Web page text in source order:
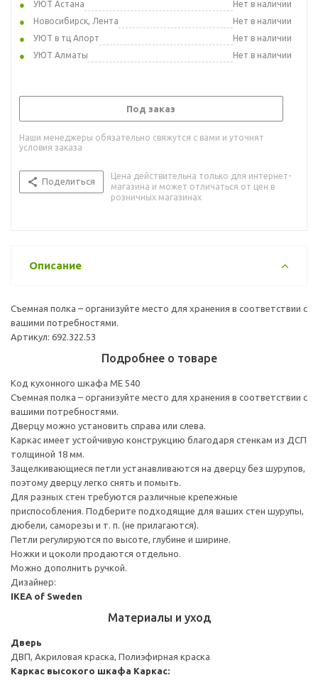
УЮТ Астана
Нет в наличии
Новосибирск, Лента
Нет в наличии
УЮТ в тц Апорт
Нет в наличии
УЮТ Алматы
Нет в наличии
Под заказ
Наши менеджеры обязательно свяжутся с вами и уточнят
условия заказа
Поделиться
Цена действительна только для интернет-
магазина и может отличаться от цен в
розничных магазинах
Описание
Съемная полка – организуйте место для хранения в соответствии с
вашими потребностями.
Артикул: 692.322.53
Подробнее о товаре
Код кухонного шкафа ME 540
Съемная полка – организуйте место для хранения в соответствии с
вашими потребностями.
Дверцу можно установить справа или слева.
Каркас имеет устойчивую конструкцию благодаря стенкам из ДСП
толщиной 18 мм.
Защелкивающиеся петли устанавливаются на дверцу без шурупов,
поэтому дверцу легко снять и помыть.
Для разных стен требуются различные крепежные
приспособления. Подберите подходящие для ваших стен шурупы,
дюбели, саморезы и т. п. (не прилагаются).
Петли регулируются по высоте, глубине и ширине.
Ножки и цоколи продаются отдельно.
Можно дополнить ручкой.
Дизайнер:
IKEA of Sweden
Материалы и уход
Дверь
ДВП, Акриловая краска, Полиэфирная краска
Каркас высокого шкафа Каркас: